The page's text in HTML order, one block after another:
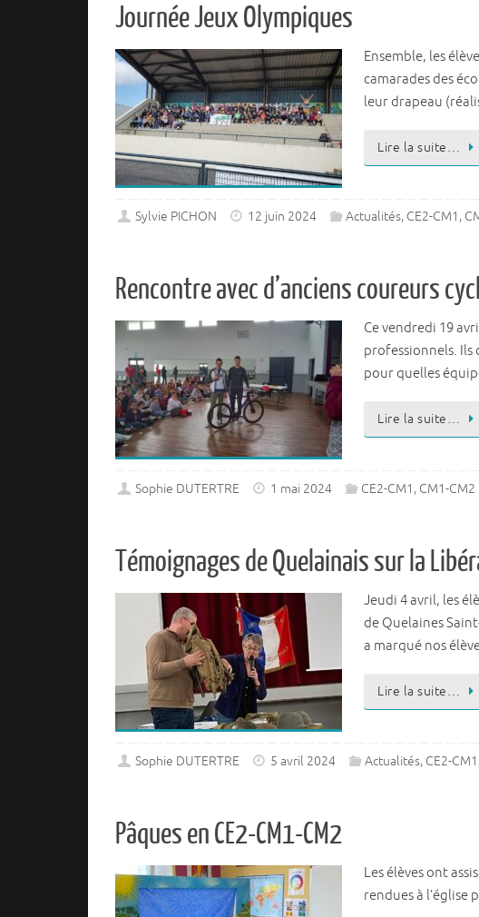
Journée Jeux Olympiques
Ensemble, les
camarades des
leur drapeau
Lire la suite…
Sylvie PICHON 12 juin 2024 Actualités, CE2-CM1 ,
Rencontre avec d’anciens coureurs
Ce vendredi 19
professionnels. Ils
pour quelles
Lire la suite…
Sophie DUTERTRE 1 mai 2024 CE2-CM1 , CM1-CM2
Témoignages de Quelainais sur la
Jeudi 4 avril, les
de Quelaines
a marqué nos
Lire la suite…
Sophie DUTERTRE 5 avril 2024 Actualités, CE2-CM1
Pâques en CE2-CM1-CM2
Les élèves ont
rendues à l’église